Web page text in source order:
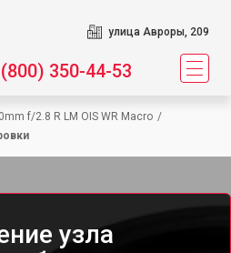
улица Авроры, 209
350-44-53
f/2.8 R LM OIS WR Macro /
узла